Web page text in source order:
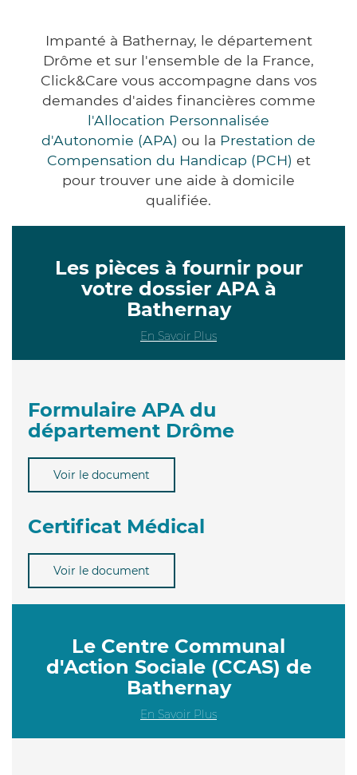
Impanté à Bathernay, le département
Drôme et sur l'ensemble de la France,
Click&Care vous accompagne dans vos
demandes d'aides financières comme
l'Allocation Personnalisée
d'Autonomie (APA) ou la Prestation de
Compensation du Handicap (PCH) et
pour trouver une aide à domicile
qualifiée.
Les pièces à fournir pour
votre dossier APA à
Bathernay
En Savoir Plus
Formulaire APA du
département Drôme
Voir le document
Certificat Médical
Voir le document
Le Centre Communal
d'Action Sociale (CCAS) de
Bathernay
En Savoir Plus